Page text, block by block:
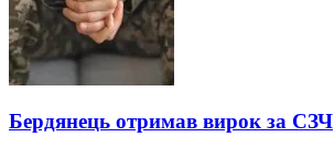
Бердянець отримав вирок за СЗЧ